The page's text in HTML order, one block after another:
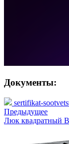
Документы:
sertifikat-
Предыдущее
Люк квадратный